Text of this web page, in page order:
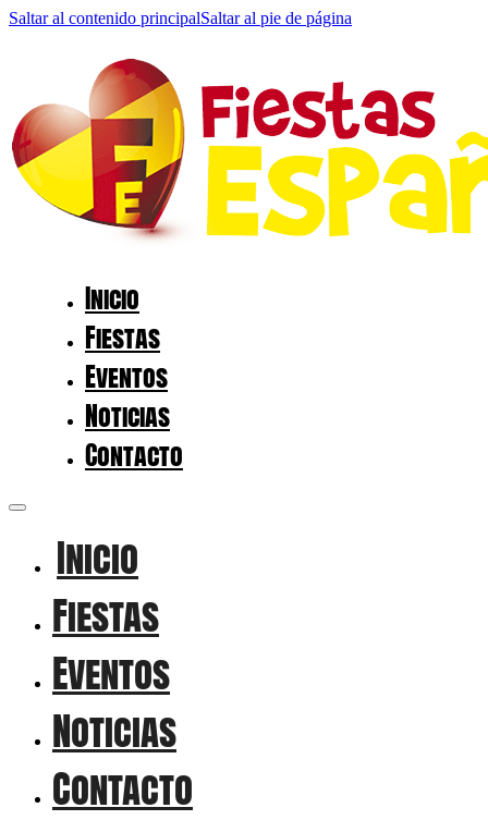
Saltar al contenido principalSaltar al pie de página
Inicio
Fiestas
Eventos
Noticias
Contacto
Inicio
Fiestas
Eventos
Noticias
Contacto